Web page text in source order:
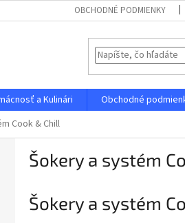
OBCHODNÉ PODMIENKY
a Kulinári Obchodné
Cook & Chill
Šokery a systém
Šokery a systém